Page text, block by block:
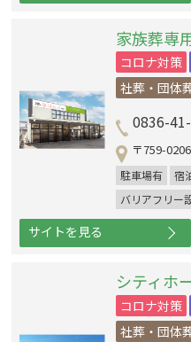
家族葬専
コロナ対策
社葬・団体
0836-
〒759-
駐車場有 宿
バリアフリー
サイトを見る
シティホ
コロナ対策
社葬・団体